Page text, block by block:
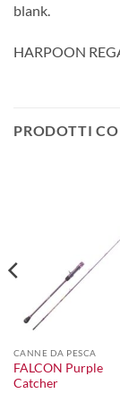
blank.
HARPOON
PRODOTTI
CANNE DA PESCA
FALCON Purple
Catcher